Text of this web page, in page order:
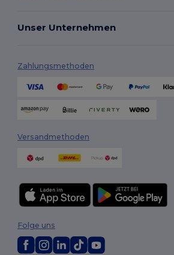
Unser Unternehmen
Zahlungsmethoden
Versandmethoden
Folge uns